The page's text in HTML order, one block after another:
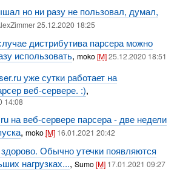
но ни разу не пользовал, думал,
25.12.2020 18:25
дистрибутива парсера можно
использовать, moko[M]25.12.2020 18:51
уже сутки работает на
веб-сервере. :),
14:08
на веб-сервере парсера - две недели
, moko[M] 16.01.2021 20:42
Обычно утечки появляются
нагрузках...,Sumo[M] 17.01.2021 09:27